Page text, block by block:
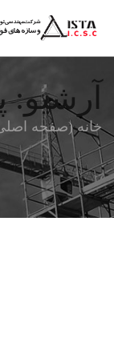
آرشیو:
خانه (صفحه